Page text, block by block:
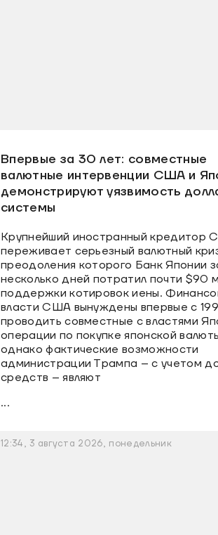
Впервые за 30 лет: совместные
валютные интервенции США и
демонстрируют уязвимость
системы
Крупнейший иностранный кредитор
переживает серьезный валютный
преодоления которого Банк Японии
несколько дней потратил почти $90
поддержки котировок иены.
власти США вынуждены впервые с
проводить совместные с властями
операции по покупке японской
однако фактические возможности
администрации Трампа – с учетом
средств – являют
...
12:34, 3 августа 2026, понедельник